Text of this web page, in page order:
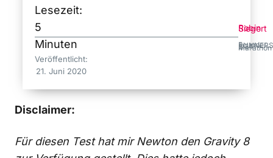
Lesezeit:
5
Minuten
Veröffentlicht:
21. Juni 2020
Robin Siegert
Founder RUNNERSFINEST · 2:34 h Marathon
Disclaimer:
Für diesen Test hat mir Newton den Gravity 8